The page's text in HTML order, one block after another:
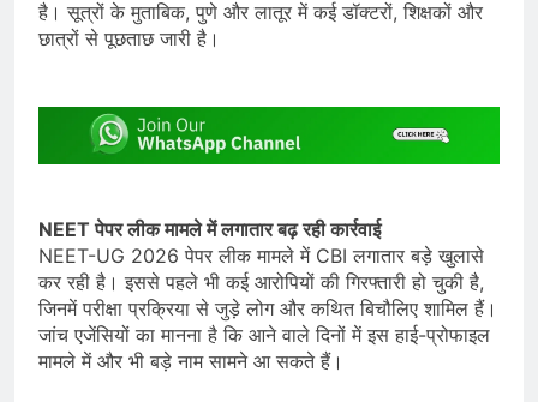
है। सूत्रों के मुताबिक, पुणे और लातूर में कई डॉक्टरों, शिक्षकों और
छात्रों से पूछताछ जारी है।
NEET पेपर लीक मामले में लगातार बढ़ रही कार्रवाई
NEET-UG 2026 पेपर लीक मामले में CBI लगातार बड़े खुलासे
कर रही है। इससे पहले भी कई आरोपियों की गिरफ्तारी हो चुकी है,
जिनमें परीक्षा प्रक्रिया से जुड़े लोग और कथित बिचौलिए शामिल हैं।
जांच एजेंसियों का मानना है कि आने वाले दिनों में इस हाई-प्रोफाइल
मामले में और भी बड़े नाम सामने आ सकते हैं।